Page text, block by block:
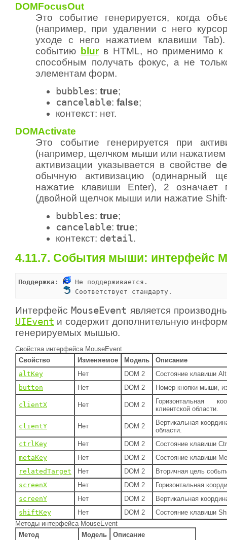
DOMFocusOut
Это событие генерируется, когда
(например, при удалении с него
уходе с него нажатием клавиши
событию blurв HTML, но применимо к
способным получать фокус, а не
элементам форм.
bubbles: true;
cancelable: false;
контекст: нет.
DOMActivate
Это событие генерируется при
(например, щелчком мыши или
активизации указывается в свойстве
обычную активизацию (одинарный
нажатие клавиши Enter), 2 означает
(двойной щелчок мыши или нажатие
bubbles: true;
cancelable: true;
контекст: detail.
4.11.7. События мыши: интерфейс
Поддержка :
Не поддерживается.
Соответствует стандарту.
Интерфейс MouseEvent является
UIEvent и содержит дополнительную
генерируемых мышью.
Свойства интерфейса MouseEvent
Свойство
Изменяемое Модель
Описание
altKey
Нет DOM 2
Состояние клавиши
button
Нет DOM 2 Номер кнопки мыши,
clientX Нет DOM 2
Горизонтальная
клиентской области.
clientY Нет DOM 2
Вертикальная
области.
ctrlKey
Нет DOM 2
Состояние клавиши
metaKey
Нет DOM 2
Состояние клавиши
relatedTarget
Нет DOM 2
Вторичная цель
screenX
Нет DOM 2
Горизонтальная
screenY
Нет DOM 2
Вертикальная
shiftKey
Нет DOM 2
Состояние клавиши
Методы интерфейса MouseEvent
Метод
Модель
Описание